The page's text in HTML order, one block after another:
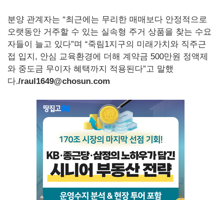
분양 관계자는 “최근에는 무리한 매매보다 안정적으로
오랫동안 거주할 수 있는 실속형 주거 상품을 찾는 수요
자들이 늘고 있다”며 “죽림1지구의 미래가치와 직주근
접 입지, 안심 교육환경에 더해 계약금 500만원 정액제
와 중도금 무이자 혜택까지 적용된다”고 말했
다./raul1649@chosun.com